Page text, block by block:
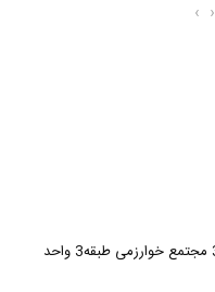
‹ ›
شیراز - خیابان سید جمالدین اسدآبادی کوچه 3 مجتمع خوارزمی طبقه3 واحد